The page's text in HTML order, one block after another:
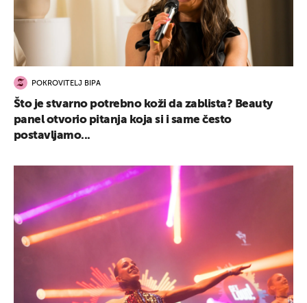
POKROVITELJ BIPA
Što je stvarno potrebno koži da zablista? Beauty
panel otvorio pitanja koja si i same često
postavljamo...